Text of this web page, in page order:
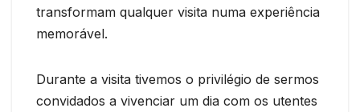
transformam qualquer visita numa experiência
memorável.
Durante a visita tivemos o privilégio de sermos
convidados a vivenciar um dia com os utentes